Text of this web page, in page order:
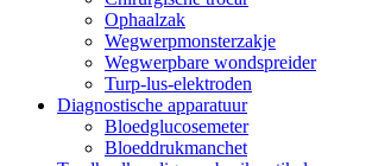
Ophaalzak
Wegwerpmonsterzakje
Wegwerpbare wondspreider
Turp-lus-elektroden
Diagnostische apparatuur
Bloedglucosemeter
Bloeddrukmanchet